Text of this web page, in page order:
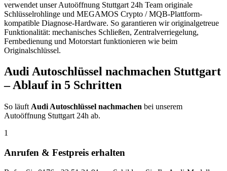
verwendet unser Autoöffnung Stuttgart 24h Team originale
Schlüsselrohlinge und MEGAMOS Crypto / MQB-Plattform-
kompatible Diagnose-Hardware. So garantieren wir originalgetreue
Funktionalität: mechanisches Schließen, Zentralverriegelung,
Fernbedienung und Motorstart funktionieren wie beim
Originalschlüssel.
AudiAutoschlüssel nachmachen Stuttgart
– Ablauf in 5 Schritten
So läuft Audi Autoschlüssel nachmachen bei unserem
Autoöffnung Stuttgart 24h ab.
1
Anrufen & Festpreis erhalten